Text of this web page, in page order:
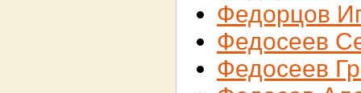
Федорцов
Федосеев
Федосеев